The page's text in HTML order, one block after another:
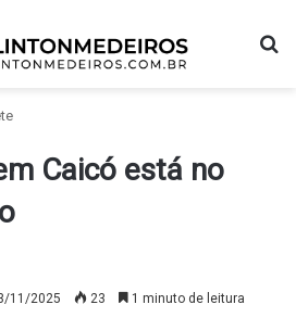
Caicó está no
11/2025 23 1 minuto de leitura